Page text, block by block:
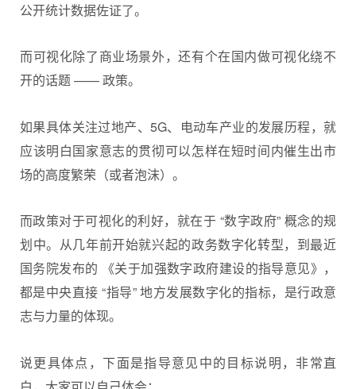
公开统计数据佐证了。
而可视化除了商业场景外，还有个在国内做可视化绕不
开的话题 —— 政策。
如果具体关注过地产、5G、电动车产业的发展历程，就
应该明白国家意志的贯彻可以怎样在短时间内催生出市
场的高度繁荣（或者泡沫）。
而政策对于可视化的利好，就在于 “数字政府” 概念的规
划中。从几年前开始就兴起的政务数字化转型，到最近
国务院发布的 《关于加强数字政府建设的指导意见》，
都是中央直接 “指导” 地方发展数字化的指标，是行政意
志与力量的体现。
说更具体点，下面是指导意见中的目标说明，非常直